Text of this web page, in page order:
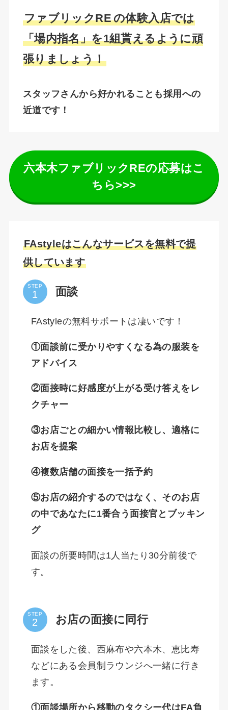
ファブリックREの体験入店では
「場内指名」を1組貰えるように頑
張りましょう！
スタッフさんから好かれることも採用への
近道です！
六本木ファブリックREの応募はこ
ちら>>>
FAstyleはこんなサービスを無料で提
供しています
STEP 面談
FAstyleの無料サポートは凄いです！
①面談前に受かりやすくなる為の服装を
アドバイス
②面接時に好感度が上がる受け答えをレ
クチャー
③お店ごとの細かい情報比較し、適格に
お店を提案
④複数店舗の面接を一括予約
⑤お店の紹介するのではなく、そのお店
の中であなたに1番合う面接官とブッキン
グ
面談の所要時間は1人当たり30分前後で
す。
STEP お店の面接に同行
面談をした後、西麻布や六本木、恵比寿
などにある会員制ラウンジへ一緒に行き
ます。
①面談場所から移動のタクシー代はFA負